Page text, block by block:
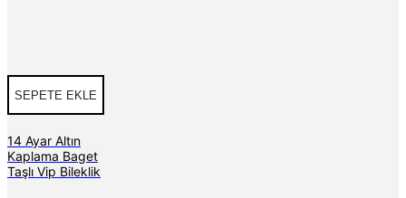
SEPETE EKLE
14 Ayar Altın
Kaplama Baget
Taşlı Vip Bileklik